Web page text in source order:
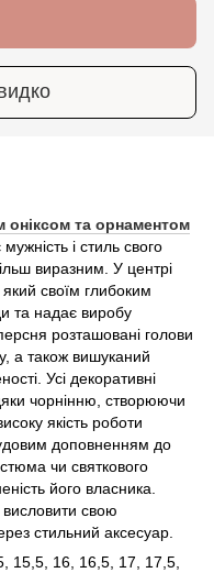
оніксом та орнаментом
і стиль свого
виразним. У центрі
своїм глибоким
та надає виробу
розташовані голови
а також вишуканий
Усі декоративні
чорнінню, створюючи
якість роботи
доповненням до
чи святкового
його власника.
висловити свою
стильний аксесуар.
15,5, 16, 16,5, 17, 17,5,